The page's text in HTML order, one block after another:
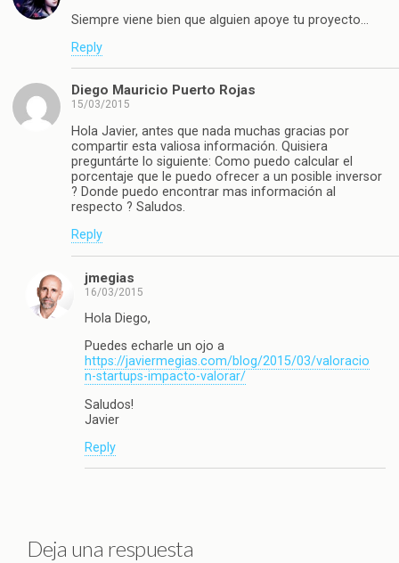
Siempre viene bien que alguien apoye tu proyecto…
Reply
Diego Mauricio Puerto Rojas
15/03/2015
Hola Javier, antes que nada muchas gracias por
compartir esta valiosa información. Quisiera
preguntárte lo siguiente: Como puedo calcular el
porcentaje que le puedo ofrecer a un posible inversor
? Donde puedo encontrar mas información al
respecto ? Saludos.
Reply
jmegias
16/03/2015
Hola Diego,
Puedes echarle un ojo a
https://javiermegias.com/blog/2015/03/valoracio
n-startups-impacto-valorar/
Saludos!
Javier
Reply
Deja una respuesta